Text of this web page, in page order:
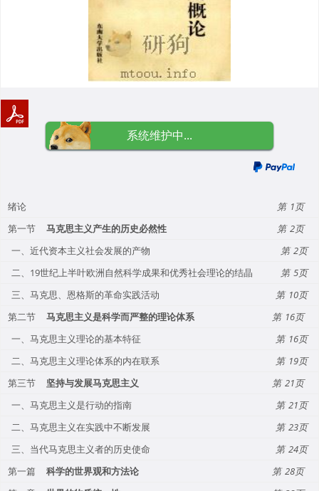
系统维护中...
绪论
1
第一节
马克思主义产生的历史必然性
2
一、近代资本主义社会发展的产物
2
二、19世纪上半叶欧洲自然科学成果和优秀社会理论的结晶
5
三、马克思、恩格斯的革命实践活动
10
第二节
马克思主义是科学而严整的理论体系
16
一、马克思主义理论的基本特征
16
二、马克思主义理论体系的内在联系
19
第三节
坚持与发展马克思主义
21
一、马克思主义是行动的指南
21
二、马克思主义在实践中不断发展
23
三、当代马克思主义者的历史使命
24
第一篇
科学的世界观和方法论
28